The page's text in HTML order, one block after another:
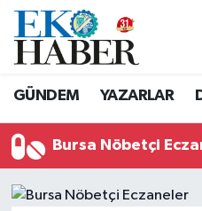
GÜNDEM YAZARLAR
Bursa Nöbetçi
Hava Durumu
Süper Lig Puan
Tüm Manşetler